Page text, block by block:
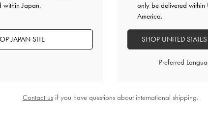
ご感想をお聞かせください
within Japan.
JAPAN SITE
only be delivered within
America.
SHOP UNITED
Preferred
Contact usif you have questions about international shipping.